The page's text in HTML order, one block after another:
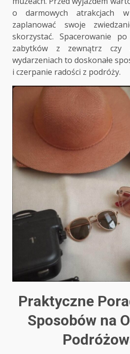
o darmowych atrakcjach
zaplanować swoje
skorzystać. Spacerowanie
zabytków z zewnątrz czy
wydarzeniach to doskonałe
i czerpanie radości z podróży.
Praktyczne
Sposobów na